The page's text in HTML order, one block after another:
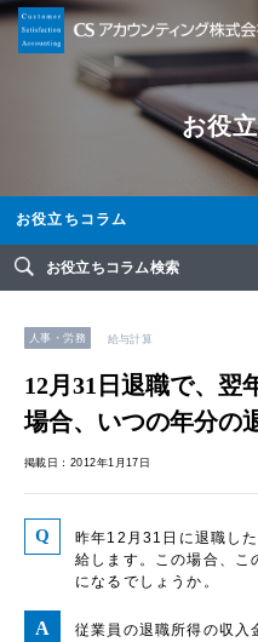
お役
お役立ちコラム
お役立ちコラム検索
人事・労務 給与計算
12月31日退職で、翌
場合、いつの年分の
掲載日：2012年1月17日
昨年12月31日に退職し
給します。この場合、こ
になるでしょうか。
従業員の退職所得の収入